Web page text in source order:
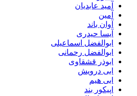
آمید عابدیان
آمین
آوان باند
آیسا حیدری
ابوالفضل اسماعیلی
ابوالفضل رحمانی
ابوذر قشقاوی
ابی درویش
ابی هیم
اپیکور بند